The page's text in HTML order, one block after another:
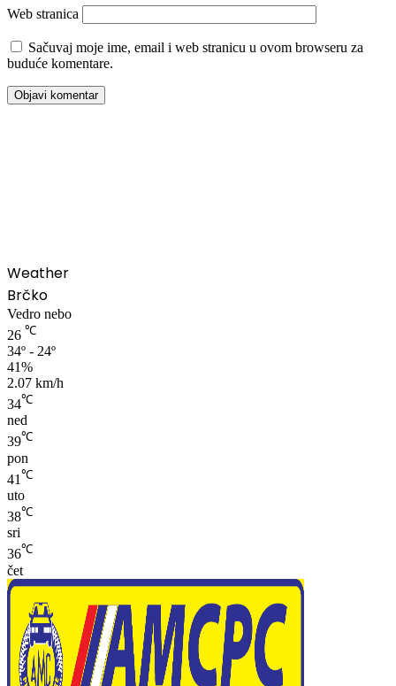
Web stranica
Sačuvaj moje ime, email i web stranicu u ovom browseru za
buduće komentare.
Weather
Brčko
Vedro nebo
26 ℃
34º - 24º
41%
2.07 km/h
34℃
ned
39℃
pon
41 ℃
uto
38℃
sri
36℃
čet